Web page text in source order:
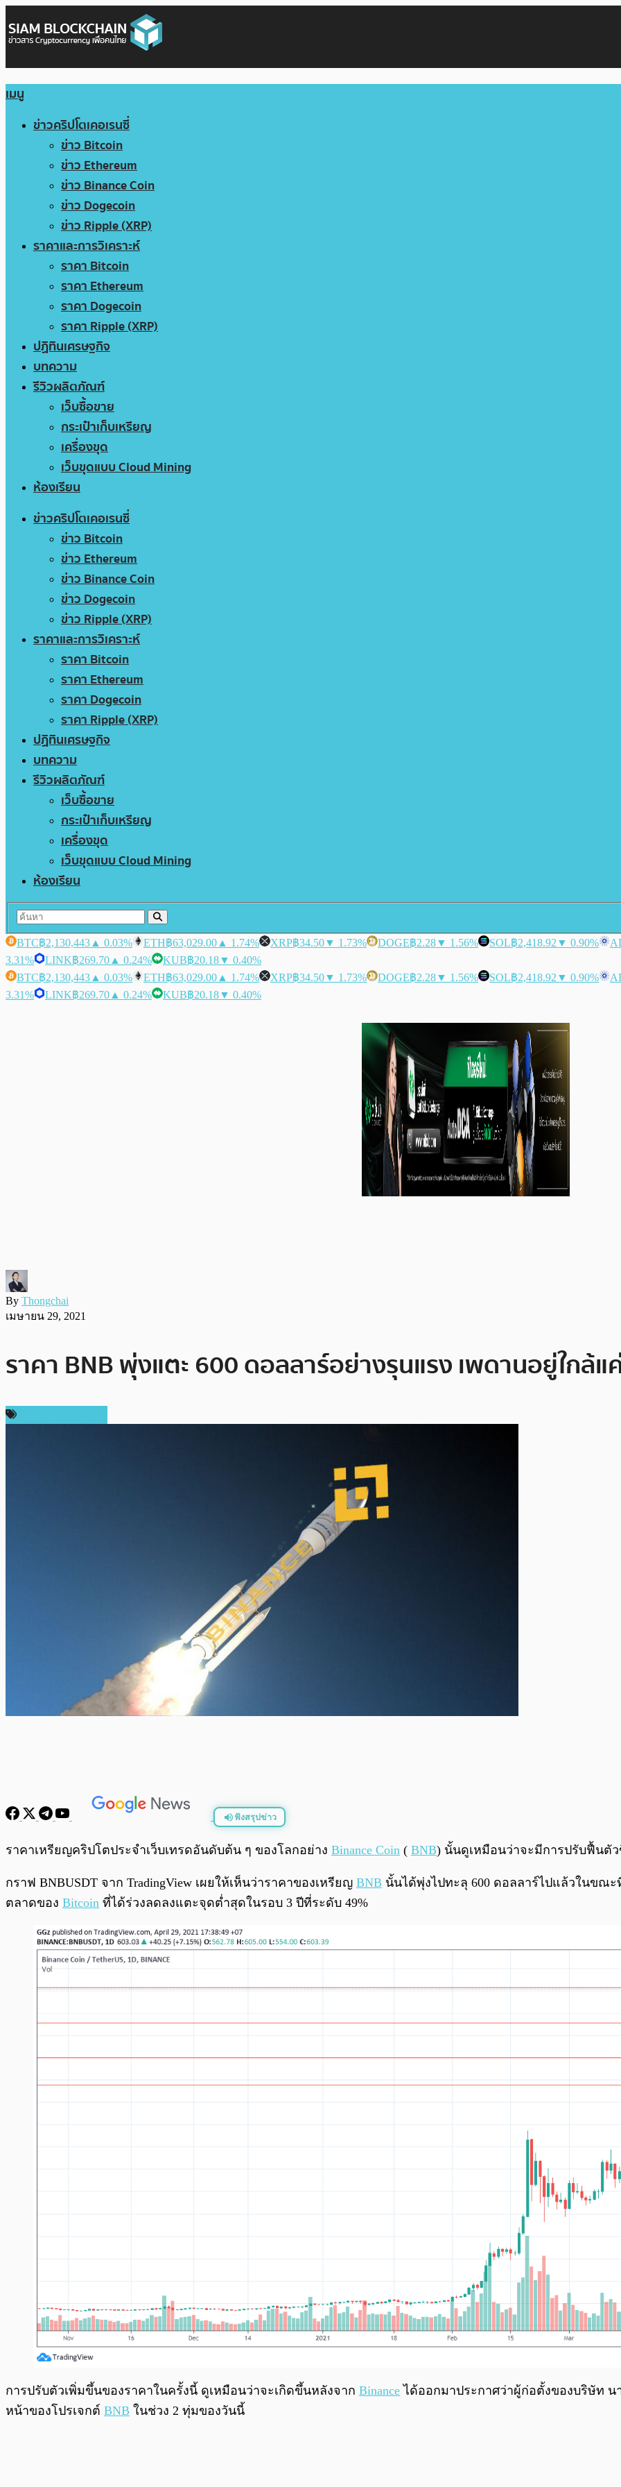
เมนู
ข่าวคริปโตเคอเรนซี่
ข่าว Bitcoin
ข่าว Ethereum
ข่าว Binance Coin
ข่าว Dogecoin
ข่าว Ripple (XRP)
ราคาและการวิเคราะห์
ราคา Bitcoin
ราคา Ethereum
ราคา Dogecoin
ราคา Ripple (XRP)
ปฏิทินเศรษฐกิจ
บทความ
รีวิวผลิตภัณฑ์
เว็บซื้อขาย
กระเป๋าเก็บเหรียญ
เครื่องขุด
เว็บขุดแบบ Cloud Mining
ห้องเรียน
ข่าวคริปโตเคอเรนซี่
ข่าว Bitcoin
ข่าว Ethereum
ข่าว Binance Coin
ข่าว Dogecoin
ข่าว Ripple (XRP)
ราคาและการวิเคราะห์
ราคา Bitcoin
ราคา Ethereum
ราคา Dogecoin
ราคา Ripple (XRP)
ปฏิทินเศรษฐกิจ
บทความ
รีวิวผลิตภัณฑ์
เว็บซื้อขาย
กระเป๋าเก็บเหรียญ
เครื่องขุด
เว็บขุดแบบ Cloud Mining
ห้องเรียน
BTC฿2,130,443 ▲ 0.03% ETH฿63,029.00 ▲ 1.74% XRP฿34.50▼ 1.73% DOGE฿2.28▼ 1.56% SOL฿2,418.92 ▼ 0.90%
3.31%
LINK฿269.70 ▲ 0.24% KUB฿20.18▼ 0.40%
BTC฿2,130,443 ▲ 0.03% ETH฿63,029.00 ▲ 1.74% XRP฿34.50▼ 1.73% DOGE฿2.28▼ 1.56% SOL฿2,418.92 ▼ 0.90%
3.31%
LINK฿269.70 ▲ 0.24% KUB฿20.18▼ 0.40%
By Thongchai
เมษายน 29, 2021
ราคา BNB พุ่งแตะ 600 ดอลลาร์อย่างรุนแรง เพดานอยู่ใกล้แ
ฟังสรุปข่าว
พร้อมเล่น
ราคาเหรียญคริปโตประจำเว็บเทรดอันดับต้น ๆ ของโลกอย่าง Binance Coin ( BNB) นั้นดูเหมือนว่าจะมีการปรับฟื้นตั
กราฟ BNBUSDT จาก TradingView เผยให้เห็นว่าราคาของเหรียญ BNB นั้นได้พุ่งไปทะลุ 600 ดอลลาร์ไปแล้วในขณ
ตลาดของ Bitcoin ที่ได้ร่วงลดลงแตะจุดต่ำสุดในรอบ 3 ปีที่ระดับ 49%
การปรับตัวเพิ่มขึ้นของราคาในครั้งนี้ ดูเหมือนว่าจะเกิดขึ้นหลังจาก Binance ได้ออกมาประกาศว่าผู้ก่อตั้งของบริษัท น
หน้าของโปรเจกต์ BNB ในช่วง 2 ทุ่มของวันนี้